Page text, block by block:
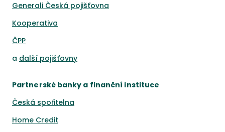
Generali Česká pojišťovna
Kooperativa
ČPP
a další pojišťovny
Partnerské banky a finanční instituce
Česká spořitelna
Home Credit